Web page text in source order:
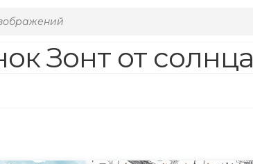
Зонт от солнца